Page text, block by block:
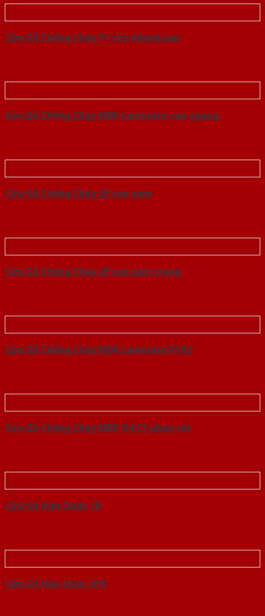
Cửa Gỗ Chống Cháy P1 cho khach san
Cửa Gỗ Chống Cháy MDF Laminate van ngang
Cửa Gỗ Chống Cháy 2P son xam
Cửa Gỗ Chống Cháy 2P son xam trang
Cửa Gỗ Chống Cháy MDF Laminate P1R2
Cửa Gỗ Chống Cháy MDF O4 C1 phao chi
Cửa Gỗ Hàn Quốc 1K
Cửa Gỗ Hàn Quốc 019